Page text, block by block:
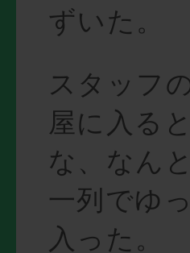
ずいた。
スタッフ
屋に入ると
な、なん
一列でゆ
入った。